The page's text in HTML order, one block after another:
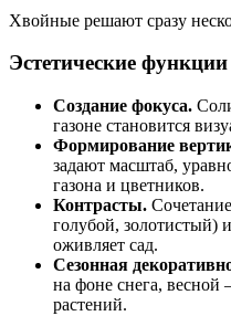
Хвойные решают сразу
Эстетические функции
Создание фокуса.
газоне становится
Формирование
задают масштаб,
газона и цветников.
Контрасты.
голубой, золотистый)
оживляет сад.
Сезонная
на фоне снега,
растений.